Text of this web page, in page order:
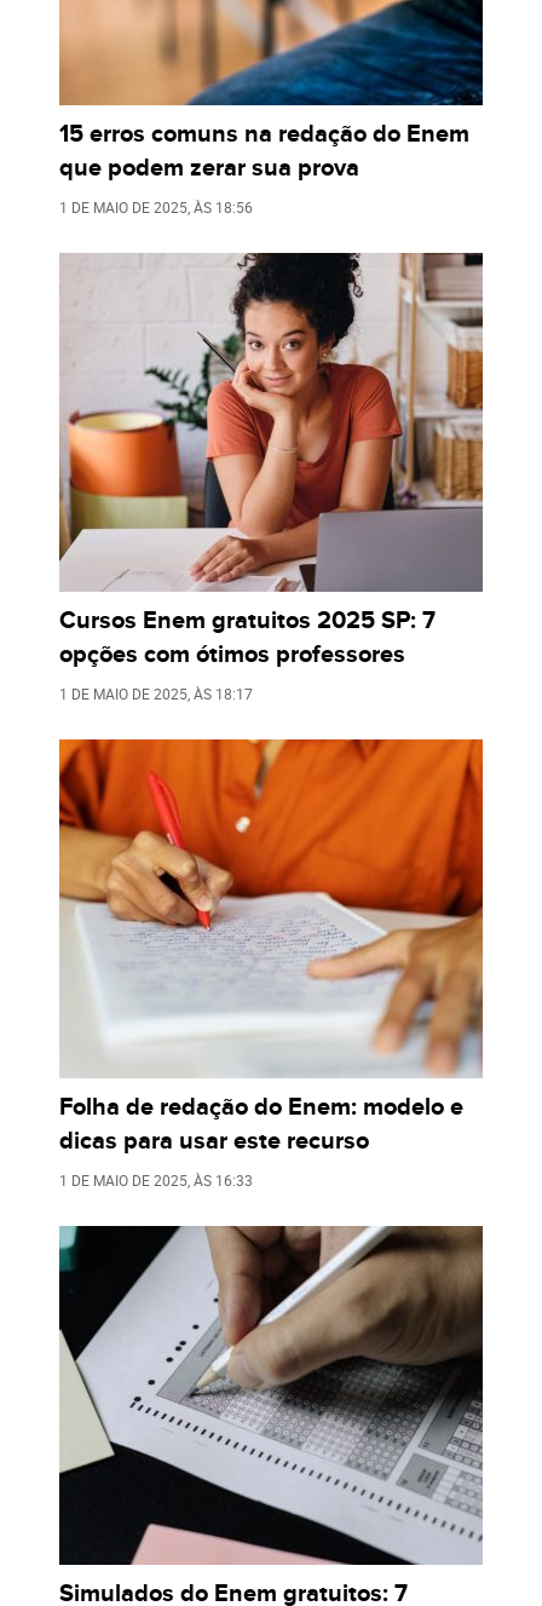
15 erros comuns na redação do Enem
que podem zerar sua prova
1 DE MAIO DE 2025 , ÀS 18:56
Cursos Enem gratuitos 2025 SP: 7
opções com ótimos professores
1 DE MAIO DE 2025 , ÀS 18:17
Folha de redação do Enem: modelo e
dicas para usar este recurso
1 DE MAIO DE 2025 , ÀS 16:33
Simulados do Enem gratuitos: 7